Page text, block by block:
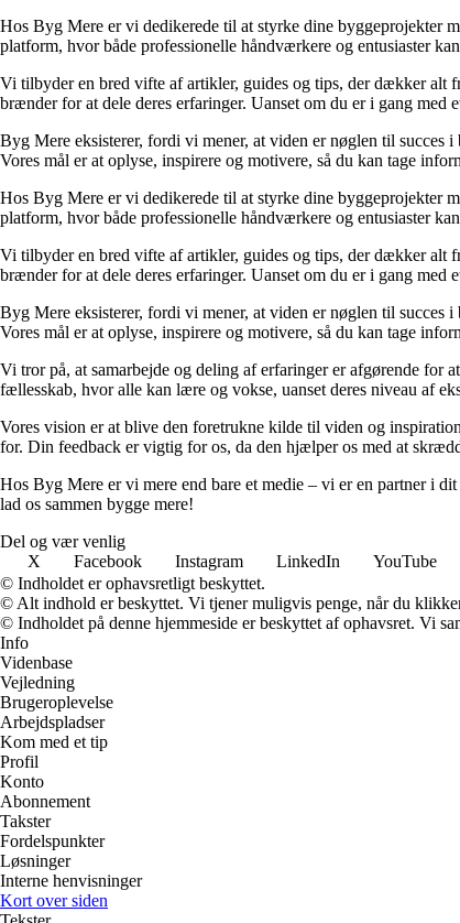
Hos Byg Mere er vi dedikerede til at styrke dine byggeprojekter
platform, hvor både professionelle håndværkere og entusiaster
Vi tilbyder en bred vifte af artikler, guides og tips, der dækker alt
brænder for at dele deres erfaringer. Uanset om du er i gang
Byg Mere eksisterer, fordi vi mener, at viden er nøglen til succes
Vores mål er at oplyse, inspirere og motivere, så du kan tage
Hos Byg Mere er vi dedikerede til at styrke dine byggeprojekter
platform, hvor både professionelle håndværkere og entusiaster
Vi tilbyder en bred vifte af artikler, guides og tips, der dækker alt
brænder for at dele deres erfaringer. Uanset om du er i gang
Byg Mere eksisterer, fordi vi mener, at viden er nøglen til succes
Vores mål er at oplyse, inspirere og motivere, så du kan tage
Vi tror på, at samarbejde og deling af erfaringer er afgørende for
fællesskab, hvor alle kan lære og vokse, uanset deres niveau af
Vores vision er at blive den foretrukne kilde til viden og
for. Din feedback er vigtig for os, da den hjælper os med at
Hos Byg Mere er vi mere end bare et medie – vi er en partner i
lad os sammen bygge mere!
Del og vær venlig
X
Facebook Instagram LinkedIn YouTube
© Indholdet er ophavsretligt beskyttet.
© Alt indhold er beskyttet. Vi tjener muligvis penge, når du
© Indholdet på denne hjemmeside er beskyttet af ophavsret. Vi
Info
Videnbase
Vejledning
Brugeroplevelse
Arbejdspladser
Kom med et tip
Profil
Konto
Abonnement
Takster
Fordelspunkter
Løsninger
Interne henvisninger
Kort over siden